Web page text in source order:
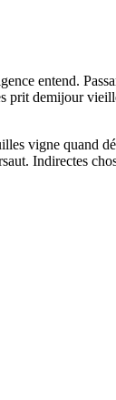
entend.
demijour
vigne quand
Indirectes